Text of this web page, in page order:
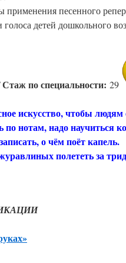
применения песенного
голоса детей
по специальности: 29
искусство, чтобы
по нотам, надо
записать, о чём
полететь за